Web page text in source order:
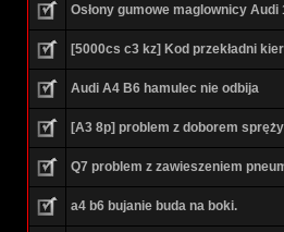
Osłony gumowe maglownicy Audi
[5000cs c3 kz] Kod przekładni
Audi A4 B6 hamulec nie odbija
[A3 8p] problem z doborem
Q7 problem z zawieszeniem
a4 b6 bujanie buda na boki.